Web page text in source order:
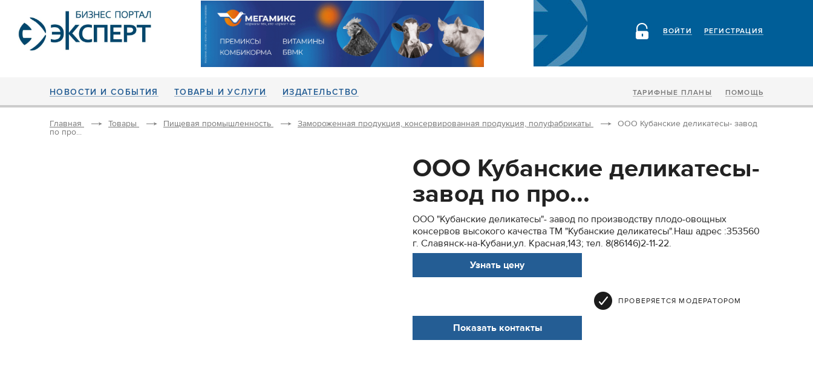
РЕГИСТРАЦИЯ
ВОЙТИ
НОВОСТИ И СОБЫТИЯ ТОВАРЫ И УСЛУГИ ИЗДАТЕЛЬСТВО ТАРИФНЫЕ ПЛАНЫ ПОМОЩЬ
Главная Товары Пищевая промышленность Замороженная продукция, консервированная продукция, полуфабрикаты ООО Кубанские деликатесы- завод
по про...
ООО Кубанские деликатесы-
завод по про...
ООО "Кубанские деликатесы"- завод по производству плодо-овощных
консервов высокого качества ТМ "Кубанские деликатесы".Наш адрес :353560
г. Славянск-на-Кубани,ул. Красная,143; тел. 8(86146)2-11-22.
Узнать цену
ПРОВЕРЯЕТСЯ МОДЕРАТОРОМ
Показать контакты